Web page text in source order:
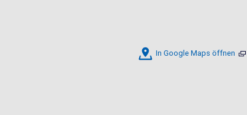
In Google Maps öffnen